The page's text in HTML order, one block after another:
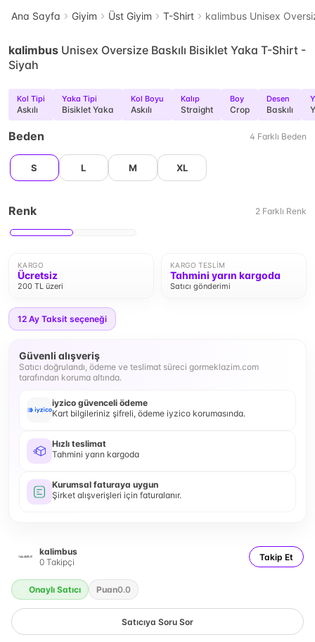
Ana Sayfa Giyim Üst Giyim T-Shirt kalimbus Unisex
kalimbus Unisex Oversize Baskılı Bisiklet Yaka T-Shirt -
Siyah
Kol Tipi
Askılı
Yaka Tipi
Bisiklet Yaka
Kol Boyu
Askılı
Kalıp
Straight
Boy
Crop
Desen
Baskılı
Beden 4 Farklı Beden
S L M XL
Renk 2 Farklı Renk
KARGO
Ücretsiz
200 TL üzeri
KARGO TESLIM
Tahmini yarın kargoda
Satıcı gönderimi
12 Ay Taksit seçeneği
Güvenli alışveriş
Satıcı doğrulandı, ödeme ve teslimat süreci gormeklazim.com
tarafından koruma altında.
iyzico güvenceli ödeme
Kart bilgileriniz şifreli, ödeme iyzico korumasında.
Hızlı teslimat
Tahmini yarın kargoda
Kurumsal faturaya uygun
Şirket alışverişleri için faturalanır.
kalimbus
0 Takipçi Takip Et
Onaylı Satıcı Puan0.0
Satıcıya Soru Sor